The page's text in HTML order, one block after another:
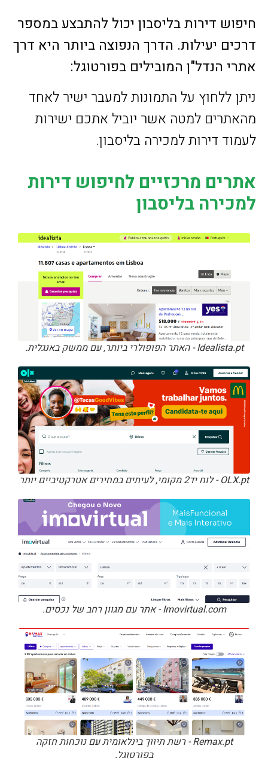
חיפוש דירות בליסבון יכול להתבצע במספר
דרכים יעילות. הדרך הנפוצה ביותר היא דרך
אתרי הנדל"ן המובילים בפורטוגל:
ניתן ללחוץ על התמונות למעבר ישיר לאחד
מהאתרים למטה אשר יוביל אתכם ישירות
לעמוד דירות למכירה בליסבון.
אתרים מרכזיים לחיפוש דירות
למכירה בליסבון
Idealista.pt - האתר הפופולרי ביותר, עם ממשק באנגלית.
OLX.pt - לוח יד2 מקומי, לעיתים במחירים אטרקטיביים יותר
Imovirtual.com - אתר עם מגוון רחב של נכסים.
Remax.pt - רשת תיווך בינלאומית עם נוכחות חזקה
בפורטוגל.